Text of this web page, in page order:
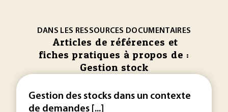
DANS LES RESSOURCES DOCUMENTAIRES
Articles de références et
fiches pratiques à propos de :
Gestion stock
Gestion des stocks dans un contexte
de demandes [...]